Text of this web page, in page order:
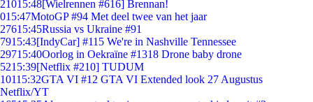
21015:48[Wielrennen #616] Brennan!
015:47MotoGP #94 Met deel twee van het jaar
27615:45Russia vs Ukraine #91
7915:43[IndyCar] #115 We're in Nashville Tennessee
29715:40Oorlog in Oekraïne #1318 Drone baby drone
5215:39[Netflix #210] TUDUM
10115:32GTA VI #12 GTA VI Extended look 27 Augustus
Netflix/YT